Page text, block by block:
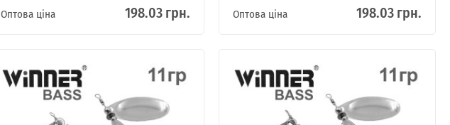
Оптова ціна
198.03 грн.
Оптова ціна
198.03 грн.